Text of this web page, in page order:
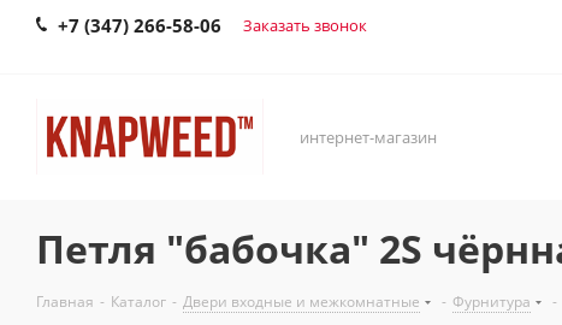
+7 (347) 266-58-06 Заказать звонок
интернет-магазин
Петля "бабочка" 2S
Главная - Каталог - Двери входные и межкомнатные - Фурнитура -